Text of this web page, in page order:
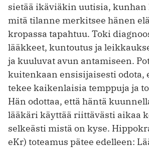
sietää ikäviäkin uutisia, kunhan
mitä tilanne merkitsee hänen
kropassa tapahtuu. Toki
lääkkeet, kuntoutus ja
ja kuuluvat avun antamiseen.
kuitenkaan ensisijaisesti odota,
tekee kaikenlaisia temppuja ja
Hän odottaa, että häntä
lääkäri käyttää riittävästi aikaa
selkeästi mistä on kyse.
eKr) toteamus pätee edelleen: